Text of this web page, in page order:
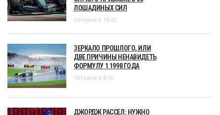
ЛОШАДИНЫХ СИЛ
Сегодня в 10:22
ЗЕРКАЛО ПРОШЛОГО, ИЛИ
ДВЕ ПРИЧИНЫ НЕНАВИДЕТЬ
ФОРМУЛУ 1 1998 ГОДА
Сегодня в 8:10
ДЖОРДЖ РАССЕЛ: НУЖНО